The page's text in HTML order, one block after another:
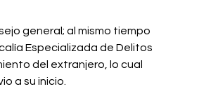
general; al mismo tiempo
Especializada de Delitos
del extranjero, lo cual
a su inicio.⁣